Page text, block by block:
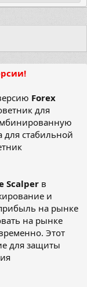
Forex
для
для стабильной
Scalper в
и
на рынке
на рынке
Этот
для защиты